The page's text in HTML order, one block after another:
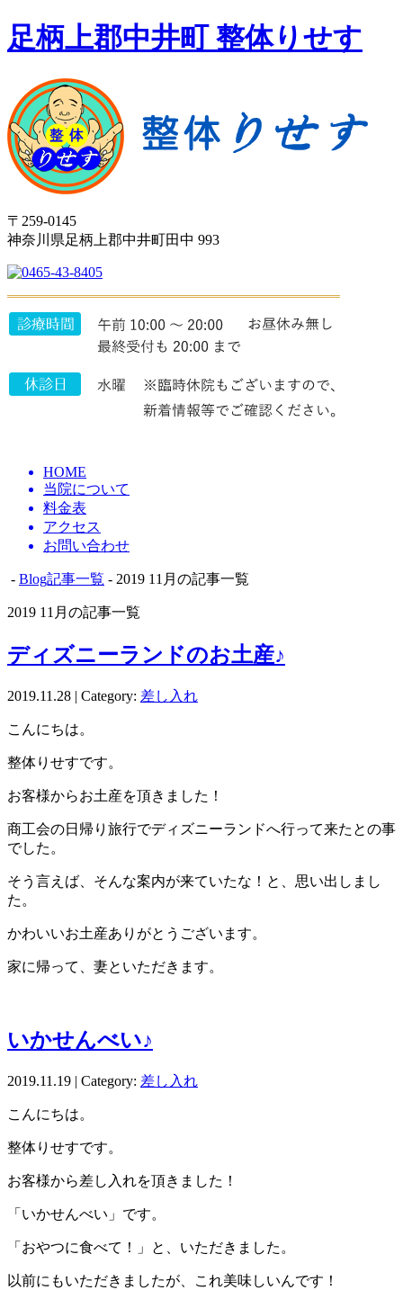
足柄上郡中井町 整体りせす
〒259-0145
神奈川県足柄上郡中井町田中 993
HOME
当院について
料金表
アクセス
お問い合わせ
- Blog記事一覧 - 2019 11月の記事一覧
2019 11月の記事一覧
ディズニーランドのお土産♪
2019.11.28 | Category: 差し入れ
こんにちは。
整体りせすです。
お客様からお土産を頂きました！
商工会の日帰り旅行でディズニーランドへ行って来たとの事
でした。
そう言えば、そんな案内が来ていたな！と、思い出しまし
た。
かわいいお土産ありがとうございます。
家に帰って、妻といただきます。
いかせんべい♪
2019.11.19 | Category: 差し入れ
こんにちは。
整体りせすです。
お客様から差し入れを頂きました！
「いかせんべい」です。
「おやつに食べて！」と、いただきました。
以前にもいただきましたが、これ美味しいんです！